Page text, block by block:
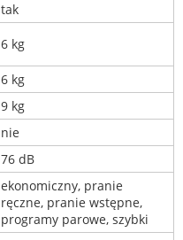
tak
6 kg
6 kg
9 kg
nie
76 dB
ekonomiczny, pranie
ręczne, pranie wstępne,
programy parowe, szybki